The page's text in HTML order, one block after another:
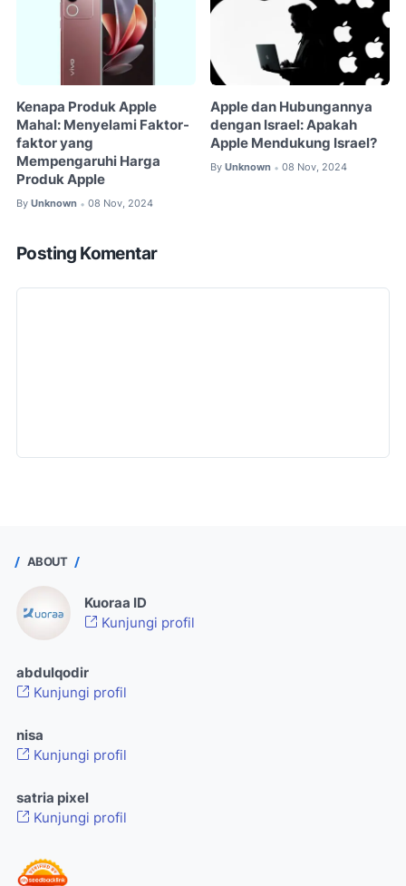
Kenapa Produk Apple
Mahal: Menyelami Faktor-
faktor yang
Mempengaruhi Harga
Produk Apple
By Unknown • 08 Nov, 2024
Apple dan Hubungannya
dengan Israel: Apakah
Apple Mendukung Israel?
By Unknown • 08 Nov, 2024
Posting Komentar
ABOUT
Kuoraa ID
Kunjungi profil
abdulqodir
Kunjungi profil
nisa
Kunjungi profil
satria pixel
Kunjungi profil